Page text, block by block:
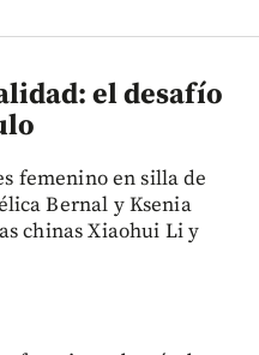
el desafío
femenino en silla de
Bernal y Ksenia
chinas Xiaohui Li y